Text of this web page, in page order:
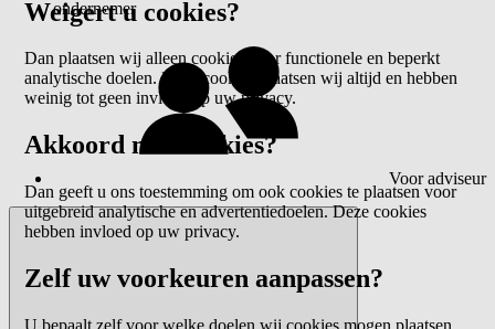
ondernemer
Voor adviseur
Weigert u cookies?
Dan plaatsen wij alleen cookies voor functionele en beperkt
analytische doelen. Deze cookies plaatsen wij altijd en hebben
weinig tot geen invloed op uw privacy.
Akkoord met cookies?
Dan geeft u ons toestemming om ook cookies te plaatsen voor
uitgebreid analytische en advertentiedoelen. Deze cookies
hebben invloed op uw privacy.
Zelf uw voorkeuren aanpassen?
U bepaalt zelf voor welke doelen wij cookies mogen plaatsen.